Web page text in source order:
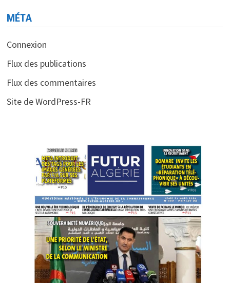
MÉTA
Connexion
Flux des publications
Flux des commentaires
Site de WordPress-FR